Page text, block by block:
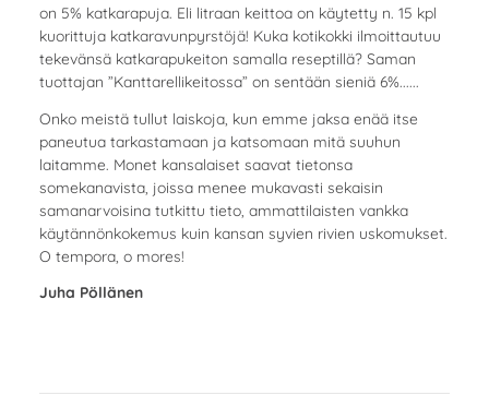
on 5% katkarapuja. Eli litraan keittoa on käytetty n. 15 kpl
kuorittuja katkaravunpyrstöjä! Kuka kotikokki ilmoittautuu
tekevänsä katkarapukeiton samalla reseptillä? Saman
tuottajan ”Kanttarellikeitossa” on sentään sieniä 6%......
Onko meistä tullut laiskoja, kun emme jaksa enää itse
paneutua tarkastamaan ja katsomaan mitä suuhun
laitamme. Monet kansalaiset saavat tietonsa
somekanavista, joissa menee mukavasti sekaisin
samanarvoisina tutkittu tieto, ammattilaisten vankka
käytännönkokemus kuin kansan syvien rivien uskomukset.
O tempora, o mores!
Juha Pöllänen